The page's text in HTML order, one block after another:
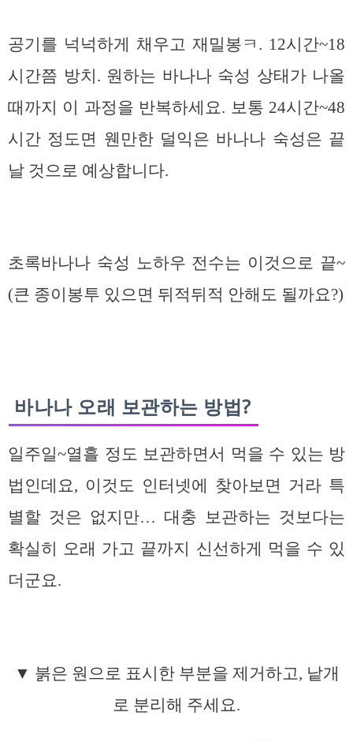
공기를 넉넉하게 채우고 재밀봉ㅋ. 12시간~18
시간쯤 방치. 원하는 바나나 숙성 상태가 나올
때까지 이 과정을 반복하세요. 보통 24시간~48
시간 정도면 웬만한 덜익은 바나나 숙성은 끝
날 것으로 예상합니다.
초록바나나 숙성 노하우 전수는 이것으로 끝~
(큰 종이봉투 있으면 뒤적뒤적 안해도 될까요?)
바나나 오래 보관하는 방법?
일주일~열흘 정도 보관하면서 먹을 수 있는 방
법인데요, 이것도 인터넷에 찾아보면 거라 특
별할 것은 없지만… 대충 보관하는 것보다는
확실히 오래 가고 끝까지 신선하게 먹을 수 있
더군요.
▼ 붉은 원으로 표시한 부분을 제거하고, 낱개
로 분리해 주세요.